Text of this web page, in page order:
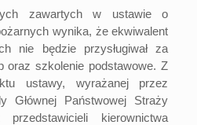
zawartych w ustawie o
wynika, że ekwiwalent
nie będzie przysługiwał za
oraz szkolenie podstawowe. Z
ustawy, wyrażanej przez
Głównej Państwowej Straży
kierownictwa